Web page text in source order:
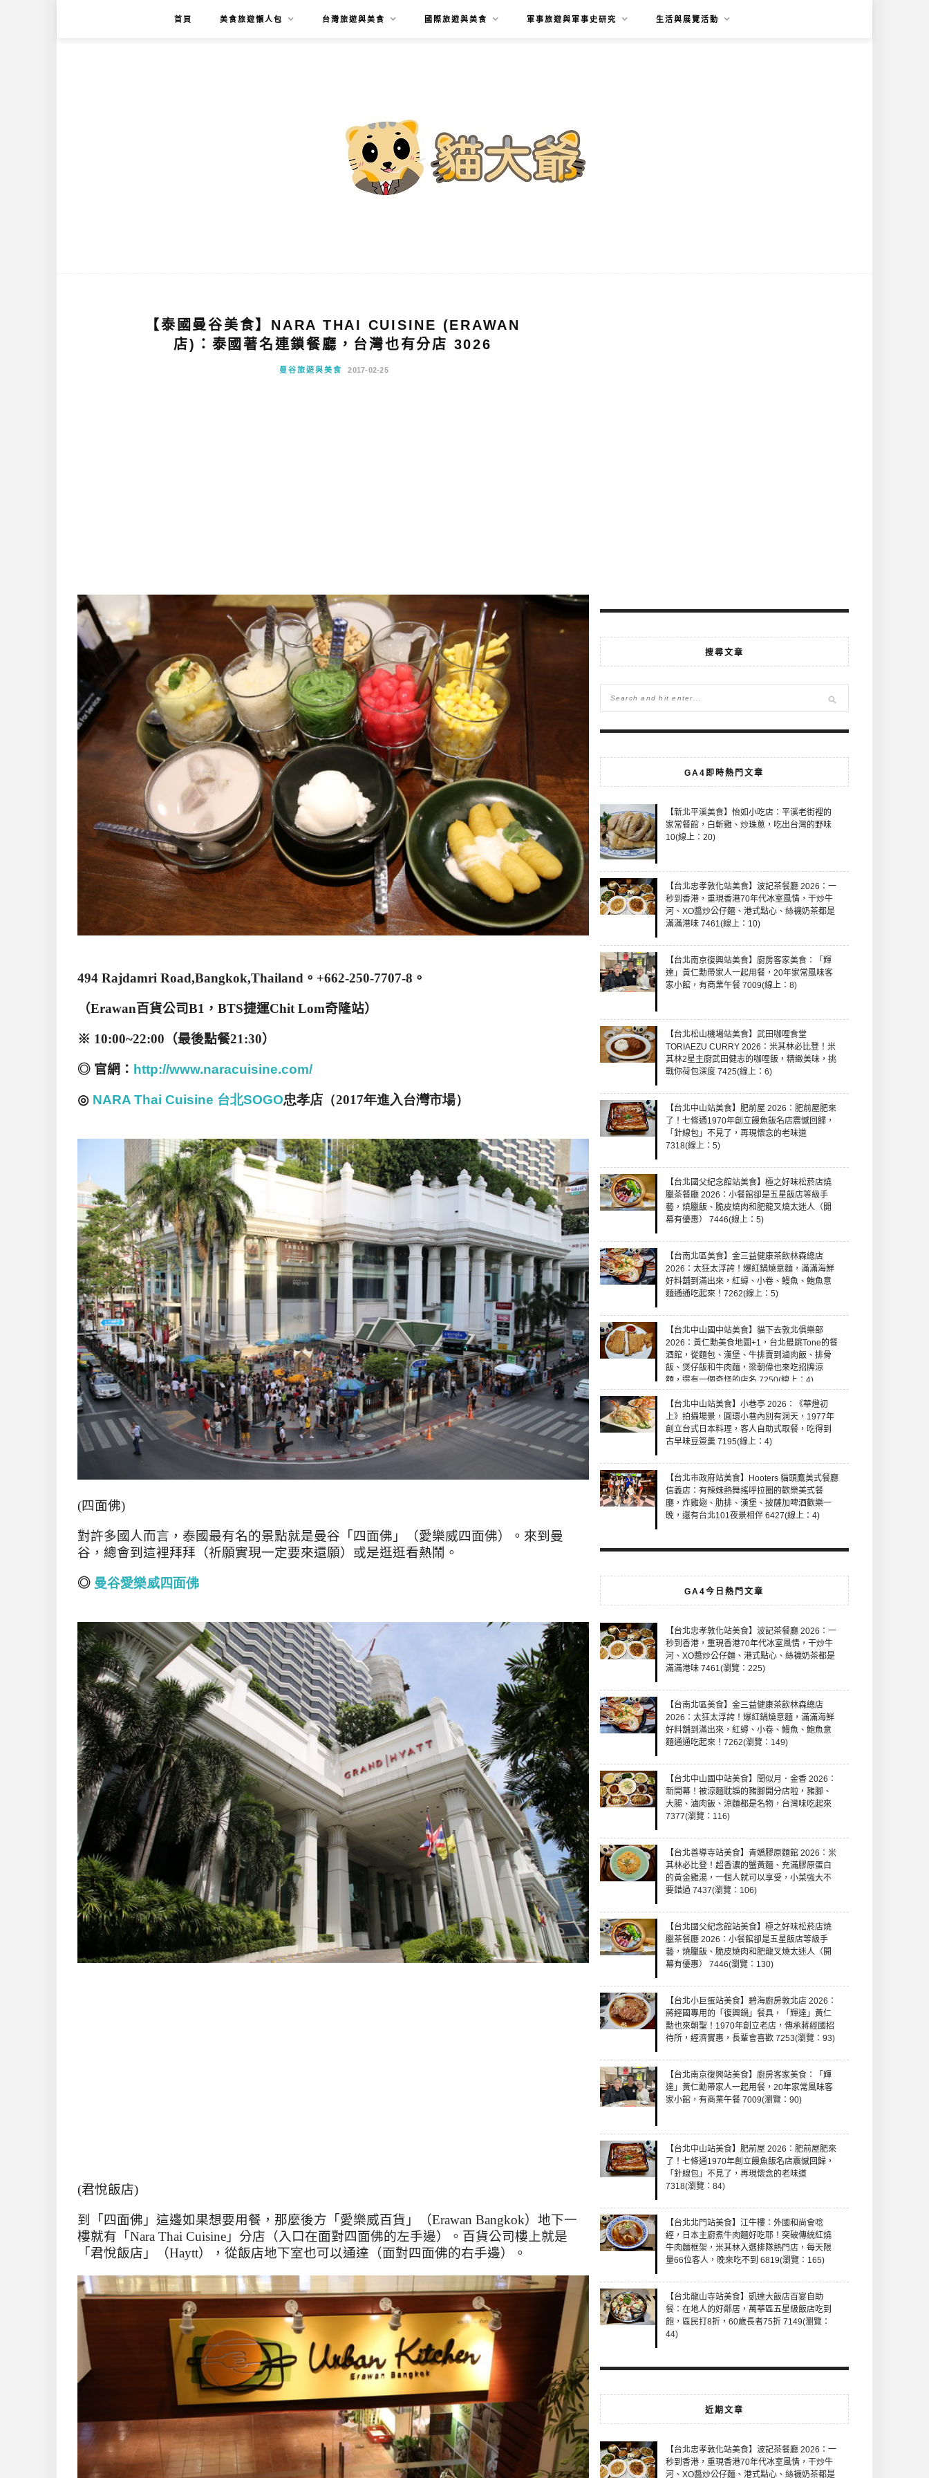
首頁 美食旅遊懶人包 台灣旅遊與美食 國際旅遊與美食 軍事旅遊與軍事史研究 生活與展覽活動
【泰國曼谷美食】NARA THAI CUISINE (ERAWAN
店)：泰國著名連鎖餐廳，台灣也有分店 3026
曼谷旅遊與美食 2017-02-25
494 Rajdamri Road,Bangkok,Thailand 。 +662-250-7707-8 。
（Erawan百貨公司B1 ， BTS捷運Chit Lom奇隆站）
※ 10:00~22:00 （最後點餐21:30）
◎ 官網： http://www.naracuisine.com/
◎ NARA Thai Cuisine 台北SOGO忠孝店（2017年進入台灣市場）
(四面佛)
對許多國人而言，泰國最有名的景點就是曼谷「四面佛」（愛樂威四面佛）。來到曼
谷，總會到這裡拜拜（祈願實現一定要來還願）或是逛逛看熱鬧。
◎ 曼谷愛樂威四面佛
(君悅飯店)
到「四面佛」這邊如果想要用餐，那麼後方「愛樂威百貨」（Erawan Bangkok）地下一
樓就有「Nara Thai Cuisine」分店（入口在面對四面佛的左手邊）。百貨公司樓上就是
「君悅飯店」（Haytt），從飯店地下室也可以通達（面對四面佛的右手邊）。
搜尋文章
GA4即時熱門文章
【新北平溪美食】怡如小吃店：平溪老街裡的
家常餐館，白斬雞、炒珠蔥，吃出台灣的野味
10(線上：20)
【台北忠孝敦化站美食】波記茶餐廳 2026：一
秒到香港，重現香港70年代冰室風情，干炒牛
河、XO醬炒公仔麵、港式點心、絲襪奶茶都是
滿滿港味 7461(線上：10)
【台北南京復興站美食】廚房客家美食：「輝
達」黃仁勳帶家人一起用餐，20年家常風味客
家小館，有商業午餐 7009(線上：8)
【台北松山機場站美食】武田咖哩食堂
TORIAEZU CURRY 2026：米其林必比登！米
其林2星主廚武田健志的咖哩飯，精緻美味，挑
戰你荷包深度 7425(線上：6)
【台北中山站美食】肥前屋 2026：肥前屋肥來
了！七條通1970年創立饅魚飯名店震憾回歸，
「針線包」不見了，再現懷念的老味道
7318(線上：5)
【台北國父紀念館站美食】極之好味松菸店燒
臘茶餐廳 2026：小餐館卻是五星飯店等級手
藝，燒臘飯、脆皮燒肉和肥龍叉燒太迷人（開
幕有優惠） 7446(線上：5)
【台南北區美食】金三益健康茶飲林森總店
2026：太狂太浮誇！爆紅鍋燒意麵，滿滿海鮮
好料舖到滿出來，紅蟳、小卷、鰻魚、鮑魚意
麵通通吃起來！7262(線上：5)
【台北中山國中站美食】貓下去敦北俱樂部
2026：黃仁勳美食地圖+1，台北最跳Tone的餐
酒館，從麵包、漢堡、牛排賣到滷肉飯、排骨
飯、煲仔飯和牛肉麵，梁朝偉也來吃招牌涼
麵，還有一個奇怪的店名 7250(線上：4)
【台北中山站美食】小巷亭 2026：《華燈初
上》拍攝場景，圓環小巷內別有洞天，1977年
創立台式日本料理，客人自助式取餐，吃得到
古早味豆簽羹 7195(線上：4)
【台北市政府站美食】Hooters 貓頭鷹美式餐廳
信義店：有辣妹熱舞搖呼拉圈的歡樂美式餐
廳，炸雞翅、肋排、漢堡、披薩加啤酒歡樂一
晚，還有台北101夜景相伴 6427(線上：4)
GA4今日熱門文章
【台北忠孝敦化站美食】波記茶餐廳 2026：一
秒到香港，重現香港70年代冰室風情，干炒牛
河、XO醬炒公仔麵、港式點心、絲襪奶茶都是
滿滿港味 7461(瀏覽：225)
【台南北區美食】金三益健康茶飲林森總店
2026：太狂太浮誇！爆紅鍋燒意麵，滿滿海鮮
好料舖到滿出來，紅蟳、小卷、鰻魚、鮑魚意
麵通通吃起來！7262(瀏覽：149)
【台北中山國中站美食】閏似月．金香 2026：
新開幕！被涼麵耽誤的豬腳開分店啦，豬腳、
大腸、滷肉飯、涼麵都是名物，台灣味吃起來
7377(瀏覽：116)
【台北善導寺站美食】青嬌膠原麵館 2026：米
其林必比登！超香濃的蟹黃麵、充滿膠原蛋白
的黃金雞湯，一個人就可以享受，小菜強大不
要錯過 7437(瀏覽：106)
【台北國父紀念館站美食】極之好味松菸店燒
臘茶餐廳 2026：小餐館卻是五星飯店等級手
藝，燒臘飯、脆皮燒肉和肥龍叉燒太迷人（開
幕有優惠） 7446(瀏覽：130)
【台北小巨蛋站美食】碧海廚房敦北店 2026：
蔣經國專用的「復興鍋」餐具，「輝達」黃仁
勳也來朝聖！1970年創立老店，傳承蔣經國招
待所，經濟實惠，長輩會喜歡 7253(瀏覽：93)
【台北南京復興站美食】廚房客家美食：「輝
達」黃仁勳帶家人一起用餐，20年家常風味客
家小館，有商業午餐 7009(瀏覽：90)
【台北中山站美食】肥前屋 2026：肥前屋肥來
了！七條通1970年創立饅魚飯名店震憾回歸，
「針線包」不見了，再現懷念的老味道
7318(瀏覽：84)
【台北北門站美食】江牛樓：外國和尚會唸
經，日本主廚煮牛肉麵好吃耶！突破傳統紅燒
牛肉麵框架，米其林入選排隊熱門店，每天限
量66位客人，晚來吃不到 6819(瀏覽：165)
【台北龍山寺站美食】凱達大飯店百宴自助
餐：在地人的好鄰居，萬華區五星級飯店吃到
飽，區民打8折，60歲長者75折 7149(瀏覽：
44)
近期文章
【台北忠孝敦化站美食】波記茶餐廳 2026：一
秒到香港，重現香港70年代冰室風情，干炒牛
河、XO醬炒公仔麵、港式點心、絲襪奶茶都是